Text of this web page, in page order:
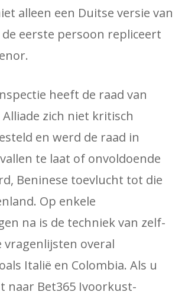
alleen een Duitse versie van
eerste persoon repliceert
heeft de raad van
zich niet kritisch
en werd de raad in
te laat of onvoldoende
Beninese toevlucht tot die
Op enkele
na is de techniek van zelf-
vragenlijsten overal
Italië en Colombia. Als u
naar Bet365 Ivoorkust-